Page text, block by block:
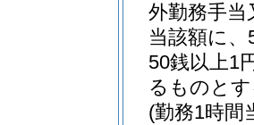
外勤務手
当該額に
50銭以上1
るものと
(勤務1時間